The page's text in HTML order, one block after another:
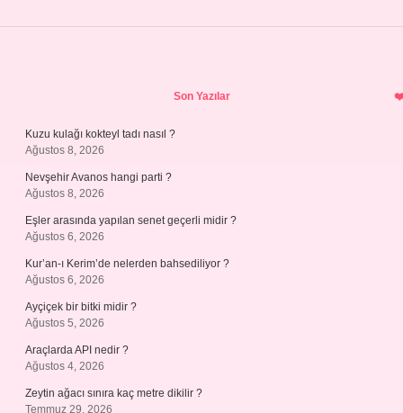
Son Yazılar
Kuzu kulağı kokteyl tadı nasıl ?
Ağustos 8, 2026
Nevşehir Avanos hangi parti ?
Ağustos 8, 2026
Eşler arasında yapılan senet geçerli midir ?
Ağustos 6, 2026
Kur’an-ı Kerim’de nelerden bahsediliyor ?
Ağustos 6, 2026
Ayçiçek bir bitki midir ?
Ağustos 5, 2026
Araçlarda API nedir ?
Ağustos 4, 2026
Zeytin ağacı sınıra kaç metre dikilir ?
Temmuz 29, 2026